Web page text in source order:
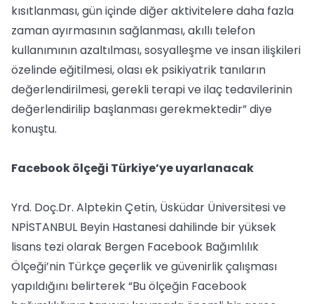
kısıtlanması, gün içinde diğer aktivitelere daha fazla
zaman ayırmasının sağlanması, akıllı telefon
kullanımının azaltılması, sosyalleşme ve insan ilişkileri
özelinde eğitilmesi, olası ek psikiyatrik tanıların
değerlendirilmesi, gerekli terapi ve ilaç tedavilerinin
değerlendirilip başlanması gerekmektedir” diye
konuştu.
Facebook ölçeği Türkiye’ye uyarlanacak
Yrd. Doç.Dr. Alptekin Çetin, Üsküdar Üniversitesi ve
NPİSTANBUL Beyin Hastanesi dahilinde bir yüksek
lisans tezi olarak Bergen Facebook Bağımlılık
Ölçeği’nin Türkçe geçerlik ve güvenirlik çalışması
yapıldığını belirterek “Bu ölçeğin Facebook